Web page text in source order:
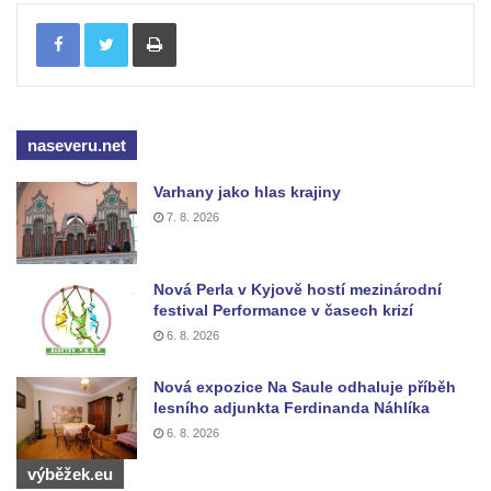
Centrální kříž bývalého hřbitova v Horním
Chlumu
Boží muka svatého Floriána v Mezné
Čechách
Kříž u kostela Zvěstování Panny Marie v
Duchcově
Údajný kříž před kostelem svatých Petra a
Pavla v Jeníkově
Kříž na návsi v Jeníkově
Kříž na křižovatce v Teplické ulici v Lahošti
Kříž U Pěti lip na pastvině severovýchodně
od Mikulášovic
Kříž na rozcestí u domu čp. 123 v
Tisknout
naseveru.net
Varhany jako hlas krajiny
7. 8. 2026
Nová Perla v Kyjově hostí mezinárodní
festival Performance v časech krizí
6. 8. 2026
Nová expozice Na Saule odhaluje příběh
lesního adjunkta Ferdinanda Náhlíka
6. 8. 2026
výběžek.eu